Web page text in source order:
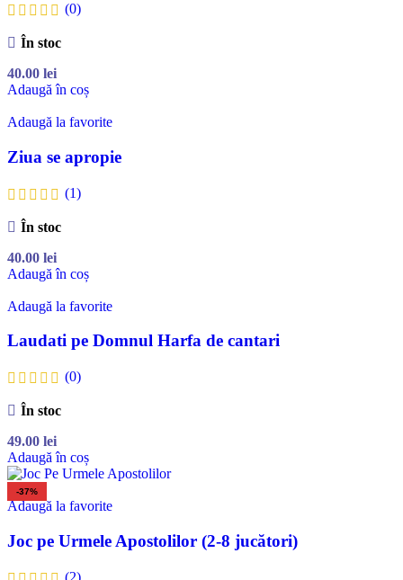
(0)
În stoc
40.00 lei
Adaugă în coș
Adaugă la favorite
Ziua se apropie
(1)
În stoc
40.00 lei
Adaugă în coș
Adaugă la favorite
Laudati pe Domnul Harfa de cantari
(0)
În stoc
49.00 lei
Adaugă în coș
-37%
Adaugă la favorite
Joc pe Urmele Apostolilor (2-8 jucători)
(2)